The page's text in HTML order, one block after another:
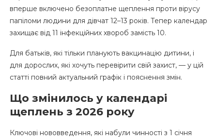
вперше включено безоплатне щеплення проти вірусу
папіломи людини для дівчат 12–13 років. Тепер календар
захищає від 11 інфекційних хвороб замість 10.
Для батьків, які тільки планують вакцинацію дитини, і
для дорослих, які хочуть перевірити свій захист, — у цій
статті повний актуальний графік і пояснення змін.
Що змінилось у календарі
щеплень з 2026 року
Ключові нововведення, які набули чинності з 1 січня